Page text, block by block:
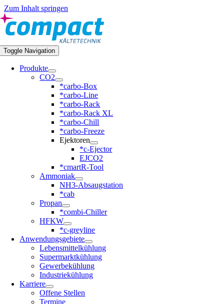
Zum Inhalt springen
Toggle Navigation
Produkte
CO2
*carbo-Box
*carbo-Line
*carbo-Rack
*carbo-Rack XL
*carbo-Chill
*carbo-Freeze
Ejektoren
*c-Ejector
EJCO2
*cmartR-Tool
Ammoniak
NH3-Absaugstation
*cab
Propan
*combi-Chiller
HFKW
*c-greyline
Anwendungsgebiete
Lebensmittelkühlung
Supermarktkühlung
Gewerbekühlung
Industriekühlung
Karriere
Offene Stellen
Termine